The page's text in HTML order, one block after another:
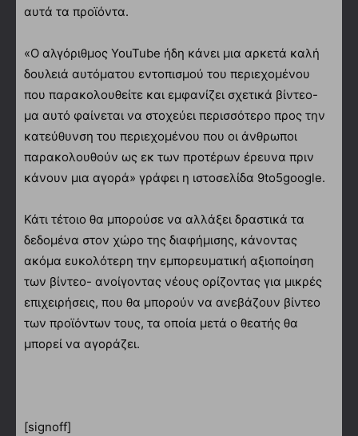
αυτά τα προϊόντα.
«Ο αλγόριθμος YouTube ήδη κάνει μια αρκετά καλή
δουλειά αυτόματου εντοπισμού του περιεχομένου
που παρακολουθείτε και εμφανίζει σχετικά βίντεο-
μα αυτό φαίνεται να στοχεύει περισσότερο προς την
κατεύθυνση του περιεχομένου που οι άνθρωποι
παρακολουθούν ως εκ των προτέρων έρευνα πριν
κάνουν μια αγορά» γράφει η ιστοσελίδα 9to5google.
Κάτι τέτοιο θα μπορούσε να αλλάξει δραστικά τα
δεδομένα στον χώρο της διαφήμισης, κάνοντας
ακόμα ευκολότερη την εμπορευματική αξιοποίηση
των βίντεο- ανοίγοντας νέους ορίζοντας για μικρές
επιχειρήσεις, που θα μπορούν να ανεβάζουν βίντεο
των προϊόντων τους, τα οποία μετά ο θεατής θα
μπορεί να αγοράζει.
[signoff]